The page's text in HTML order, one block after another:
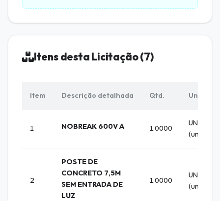
Itens desta Licitação (7)
Item Descrição detalhada Qtd. Unid.
1 NOBREAK 600V A 1.0000
UNIDADE
(un)
2
POSTE DE
CONCRETO 7,5M
SEM ENTRADA DE
LUZ
1.0000
UNIDADE
(un)